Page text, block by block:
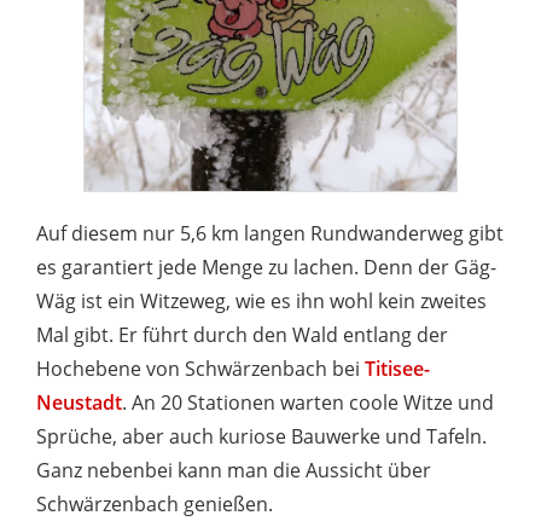
Auf diesem nur 5,6 km langen Rundwanderweg gibt
es garantiert jede Menge zu lachen. Denn der Gäg-
Wäg ist ein Witzeweg, wie es ihn wohl kein zweites
Mal gibt. Er führt durch den Wald entlang der
Hochebene von Schwärzenbach bei Titisee-
Neustadt. An 20 Stationen warten coole Witze und
Sprüche, aber auch kuriose Bauwerke und Tafeln.
Ganz nebenbei kann man die Aussicht über
Schwärzenbach genießen.